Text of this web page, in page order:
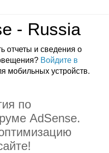
- Russia
отчеты и сведения о
Войдите в
мобильных устройств.
по
AdSense.